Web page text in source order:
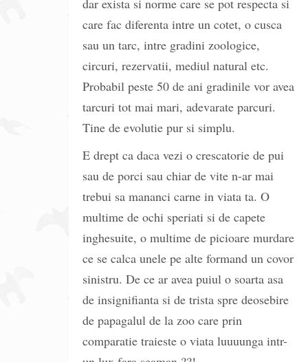
dar exista si norme care se pot respecta si
care fac diferenta intre un cotet, o cusca
sau un tarc, intre gradini zoologice,
circuri, rezervatii, mediul natural etc.
Probabil peste 50 de ani gradinile vor avea
tarcuri tot mai mari, adevarate parcuri.
Tine de evolutie pur si simplu.
E drept ca daca vezi o crescatorie de pui
sau de porci sau chiar de vite n-ar mai
trebui sa mananci carne in viata ta. O
multime de ochi speriati si de capete
inghesuite, o multime de picioare murdare
ce se calca unele pe alte formand un covor
sinistru. De ce ar avea puiul o soarta asa
de insignifianta si de trista spre deosebire
de papagalul de la zoo care prin
comparatie traieste o viata luuuunga intr-